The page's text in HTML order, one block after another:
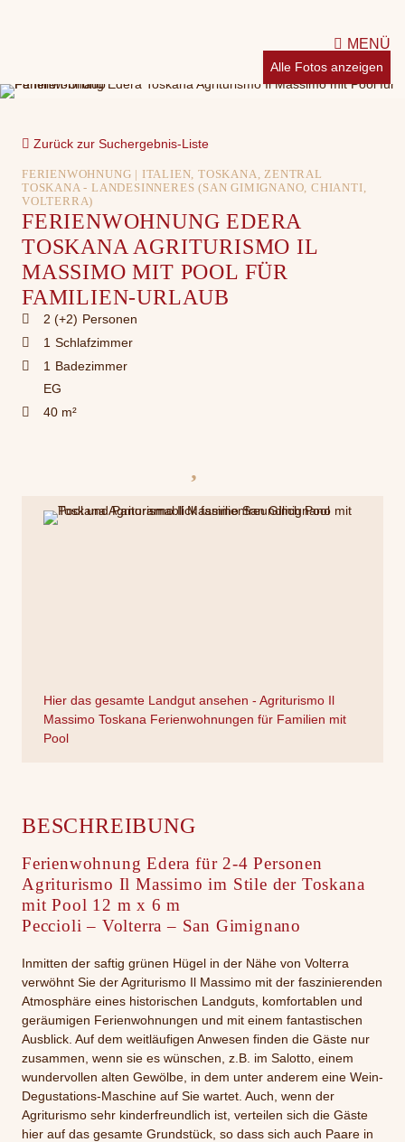
MENÜ
Alle Fotos anzeigen
Zurück zur Suchergebnis-Liste
FERIENWOHNUNG | ITALIEN, TOSKANA, ZENTRAL
TOSKANA - LANDESINNERES (SAN GIMIGNANO, CHIANTI,
VOLTERRA)
FERIENWOHNUNG EDERA
TOSKANA AGRITURISMO IL
MASSIMO MIT POOL FÜR
FAMILIEN-URLAUB
Personen
2 (+2)
Schlafzimmer
1
Badezimmer
1
EG
40 m²
Hier das gesamte Landgut ansehen - Agriturismo Il
Massimo Toskana Ferienwohnungen für Familien mit
Pool
BESCHREIBUNG
Ferienwohnung Edera für 2-4 Personen
Agriturismo Il Massimo im Stile der Toskana
mit Pool 12 m x 6 m
Peccioli – Volterra – San Gimignano
Inmitten der saftig grünen Hügel in der Nähe von Volterra
verwöhnt Sie der Agriturismo Il Massimo mit der faszinierenden
Atmosphäre eines historischen Landguts, komfortablen und
geräumigen Ferienwohnungen und mit einem fantastischen
Ausblick. Auf dem weitläufigen Anwesen finden die Gäste nur
zusammen, wenn sie es wünschen, z.B. im Salotto, einem
wundervollen alten Gewölbe, in dem unter anderem eine Wein-
Degustations-Maschine auf Sie wartet. Auch, wenn der
Agriturismo sehr kinderfreundlich ist, verteilen sich die Gäste
hier auf das gesamte Grundstück, so dass sich auch Paare in